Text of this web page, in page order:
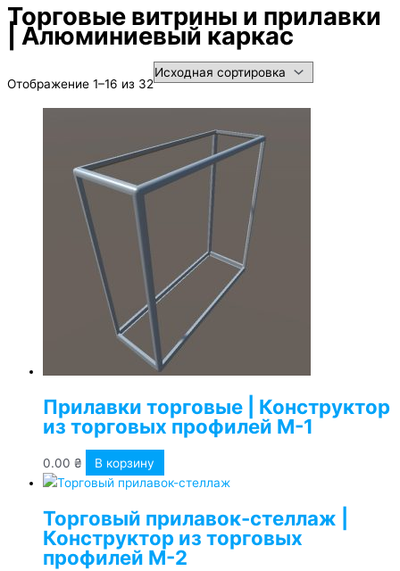
Торговые витрины и прилавки
| Алюминиевый каркас
Отображение 1–16 из 32
Прилавки торговые | Конструктор
из торговых профилей М-1
0.00 ₴ В корзину
Торговый прилавок-стеллаж |
Конструктор из торговых
профилей М-2